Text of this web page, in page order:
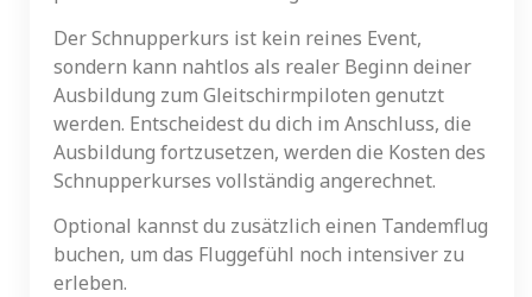
Der Schnupperkurs ist kein reines Event,
sondern kann nahtlos als realer Beginn deiner
Ausbildung zum Gleitschirmpiloten genutzt
werden. Entscheidest du dich im Anschluss, die
Ausbildung fortzusetzen, werden die Kosten des
Schnupperkurses vollständig angerechnet.
Optional kannst du zusätzlich einen Tandemflug
buchen, um das Fluggefühl noch intensiver zu
erleben.